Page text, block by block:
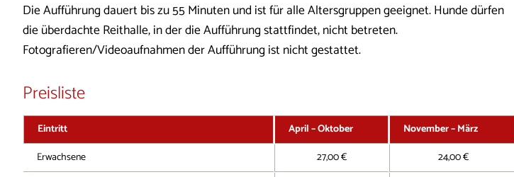
Die Aufführung dauert bis zu 55 Minuten und ist für alle Altersgruppen geeignet. Hunde dürfen
die überdachte Reithalle, in der die Aufführung stattfindet, nicht betreten.
Fotografieren/Videoaufnahmen der Aufführung ist nicht gestattet.
Preisliste
Eintritt April – Oktober
November – März
Erwachsene
27,00 €
24,00 €